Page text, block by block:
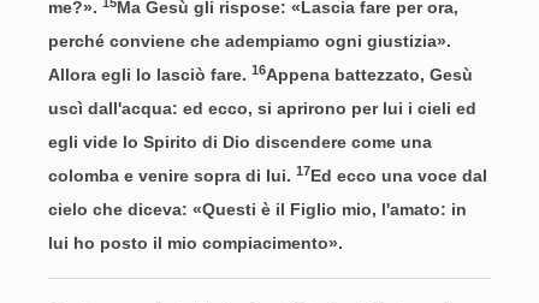
me?».
Ma Gesù gli rispose: «Lascia fare per ora,
perché conviene che adempiamo ogni giustizia».
Allora egli lo lasciò fare. 16Appena battezzato, Gesù
uscì dall'acqua: ed ecco, si aprirono per lui i cieli ed
egli vide lo Spirito di Dio discendere come una
colomba e venire sopra di lui. 17Ed ecco una voce dal
cielo che diceva: «Questi è il Figlio mio, l'amato: in
lui ho posto il mio compiacimento».